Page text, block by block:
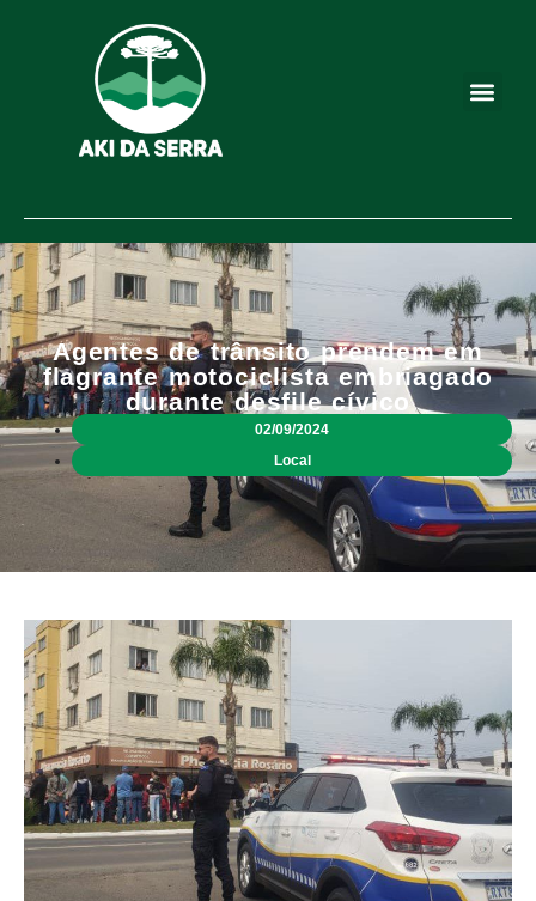
Agentes de trânsito prendem em
flagrante motociclista embriagado
durante desfile cívico
02/09/2024
Local